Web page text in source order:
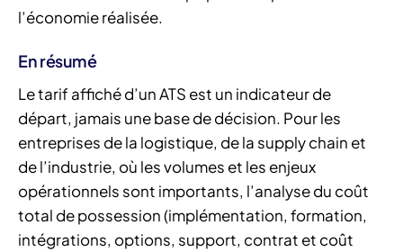
l’économie réalisée.
En résumé
Le tarif affiché d’un ATS est un indicateur de
départ, jamais une base de décision. Pour les
entreprises de la logistique, de la supply chain et
de l’industrie, où les volumes et les enjeux
opérationnels sont importants, l’analyse du coût
total de possession (implémentation, formation,
intégrations, options, support, contrat et coût